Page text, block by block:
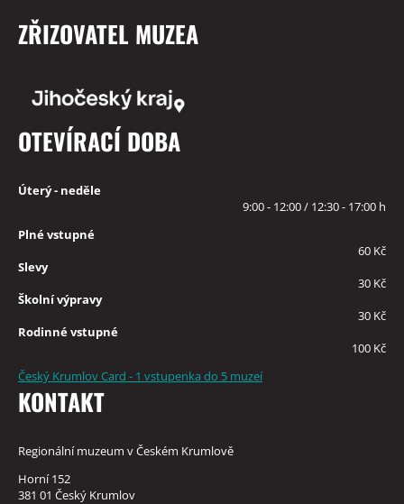
ZŘIZOVATEL MUZEA
OTEVÍRACÍ DOBA
Úterý - neděle
9:00 - 12:00 / 12:30 - 17:00 h
Plné vstupné
60 Kč
Slevy
30 Kč
Školní výpravy
30 Kč
Rodinné vstupné
100 Kč
Český Krumlov Card - 1 vstupenka do 5 muzeí
KONTAKT
Regionální muzeum v Českém Krumlově
Horní 152
381 01 Český Krumlov